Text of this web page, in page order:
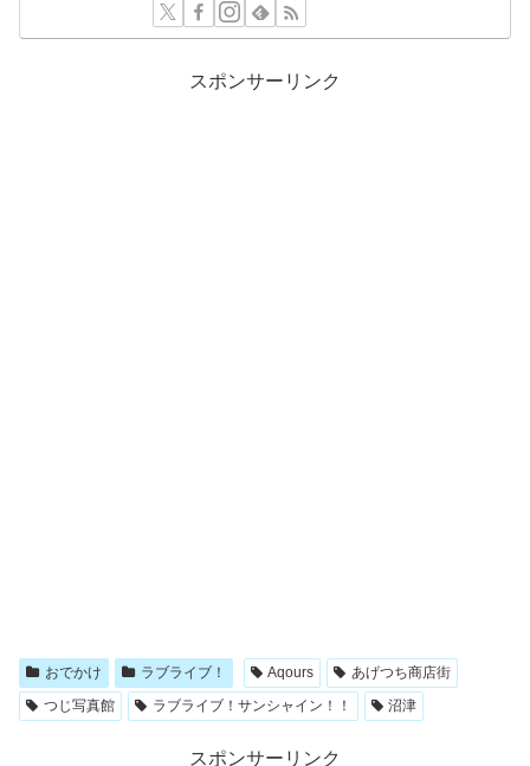
スポンサーリンク
おでかけ ラブライブ！ Aqours
あげつち商店街
つじ写真館
ラブライブ！サンシャイン！！ 沼津
スポンサーリンク